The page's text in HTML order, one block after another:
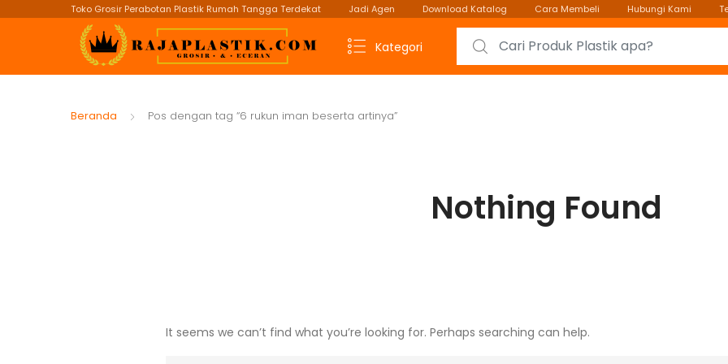
Toko Grosir Perabotan Plastik Rumah Tangga Terdekat Jadi Agen Download Katalog Cara Membeli Hubungi Kami
Kategori
Search for:
Beranda Pos dengan tag “6 rukun iman beserta artinya”
Nothing Found
It seems we can’t find what you’re looking for. Perhaps searching can help.